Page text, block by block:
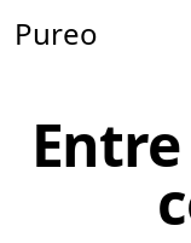
Pureo